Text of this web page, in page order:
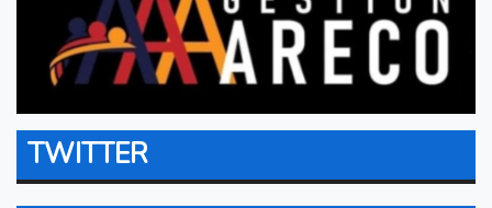
TWITTER